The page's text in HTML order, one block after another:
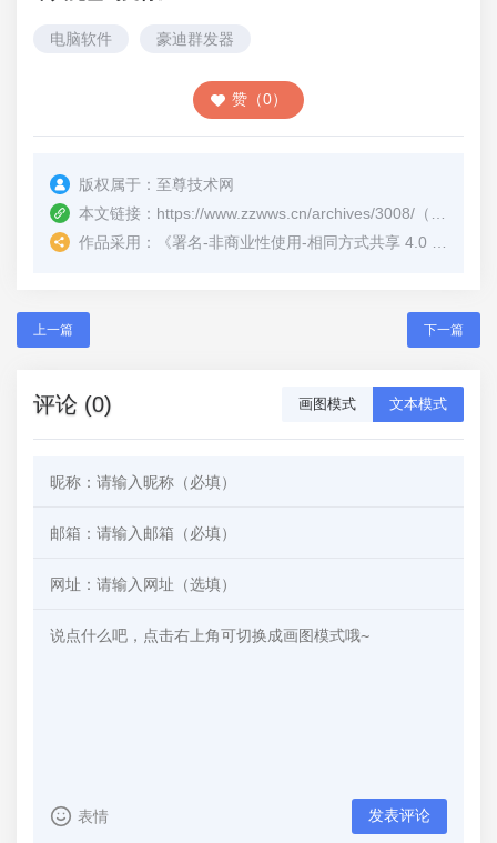
电脑软件 豪迪群发器
赞（0）
版权属于： 至尊技术网
本文链接： https://www.zzwws.cn/archives/3008/ （转载时请注明本文出处及文章链接）
作品采用：
《署名-非商业性使用-相同方式共享 4.0 国际 (CC BY-NC-SA 4.0)
上一篇 下一篇
评论 (0) 画图模式 文本模式
表情 发表评论